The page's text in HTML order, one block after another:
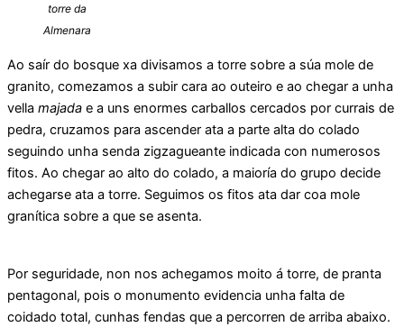
torre da
Almenara
Ao saír do bosque xa divisamos a torre sobre a súa mole de
granito, comezamos a subir cara ao outeiro e ao chegar a unha
vella majada e a uns enormes carballos cercados por currais de
pedra, cruzamos para ascender ata a parte alta do colado
seguindo unha senda zigzagueante indicada con numerosos
fitos. Ao chegar ao alto do colado, a maioría do grupo decide
achegarse ata a torre. Seguimos os fitos ata dar coa mole
granítica sobre a que se asenta.
Por seguridade, non nos achegamos moito á torre, de pranta
pentagonal, pois o monumento evidencia unha falta de
coidado total, cunhas fendas que a percorren de arriba abaixo.